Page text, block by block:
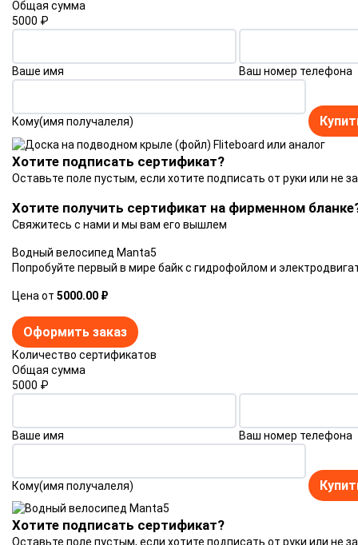
Общая сумма
5000 ₽
Ваше имя Ваш номер телефона
Кому(имя получалеля)
Хотите подписать сертификат?
Оставьте поле пустым, если хотите подписать от руки или не
Хотите получить сертификат на фирменном
Свяжитесь с нами и мы вам его вышлем
Водный велосипед Manta5
Попробуйте первый в мире байк с гидрофойлом и
Цена от 5000.00 ₽
Оформить заказ
Количество сертификатов
Общая сумма
5000 ₽
Ваше имя Ваш номер телефона
Кому(имя получалеля)
Хотите подписать сертификат?
Оставьте поле пустым, если хотите подписать от руки или не